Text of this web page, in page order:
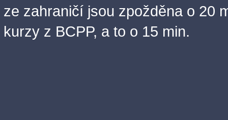
ze zahraničí jsou zpožděna o 20
kurzy z BCPP, a to o 15 min.